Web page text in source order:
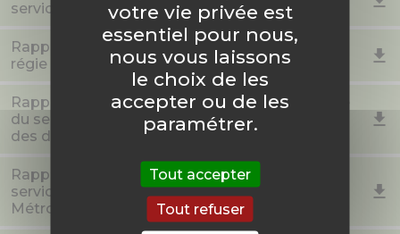
service public de l’eau potable
Rapport annuel 2023 sur le prix et la qualité la
régie assainissement
Rapport annuel 2023 sur sur le prix et la qualité
du service public de prévention et de gestion
des déchets ménagers et assimilés
Rapport annuel 2023 sur le prix et qualité du
service public du Zénith Saint-Étienne
Métropole
votre vie privée est
essentiel pour nous,
nous vous laissons
le choix de les
accepter ou de les
paramétrer.
Tout accepter
Tout refuser